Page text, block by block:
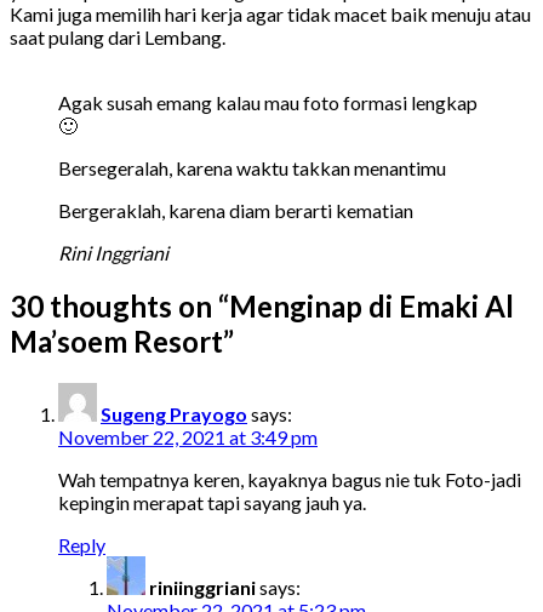
Kami juga memilih hari kerja agar tidak macet baik menuju atau
saat pulang dari Lembang.
Agak susah emang kalau mau foto formasi lengkap
🙂
Bersegeralah, karena waktu takkan menantimu
Bergeraklah, karena diam berarti kematian
Rini Inggriani
30 thoughts on “Menginap di Emaki Al
Ma’soem Resort”
Sugeng Prayogo says:
November 22, 2021 at 3:49 pm
Wah tempatnya keren, kayaknya bagus nie tuk Foto-jadi
kepingin merapat tapi sayang jauh ya.
Reply
riniinggrianisays: